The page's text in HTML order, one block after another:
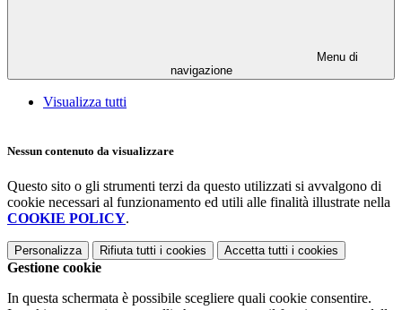
Menu di
navigazione
Visualizza tutti
Nessun contenuto da visualizzare
Questo sito o gli strumenti terzi da questo utilizzati si avvalgono di
cookie necessari al funzionamento ed utili alle finalità illustrate nella
COOKIE POLICY.
Personalizza Rifiuta tutti i cookies Accetta tutti i cookies
Gestione cookie
In questa schermata è possibile scegliere quali cookie consentire.